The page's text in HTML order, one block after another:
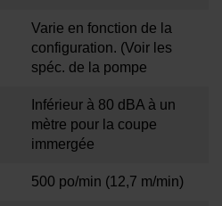
Varie en fonction de la
configuration. (Voir les
spéc. de la pompe
Inférieur à 80 dBA à un
mètre pour la coupe
immergée
500 po/min (12,7 m/min)